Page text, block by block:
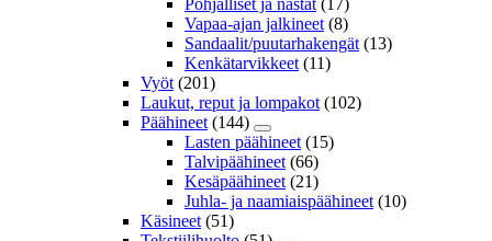
Pohjalliset ja nastat (17)
Vapaa-ajan jalkineet (8)
Sandaalit/puutarhakengät (13)
Kenkätarvikkeet (11)
Vyöt (201)
Laukut, reput ja lompakot (102)
Päähineet (144)
Lasten päähineet (15)
Talvipäähineet (66)
Kesäpäähineet (21)
Juhla- ja naamiaispäähineet (10)
Käsineet (51)